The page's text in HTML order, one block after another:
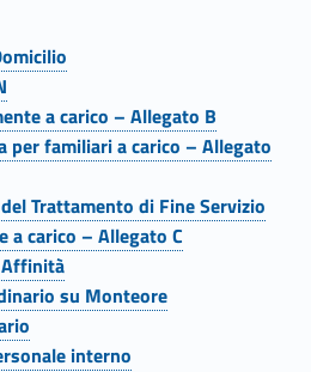
a carico – Allegato B
per familiari a carico – Allegato
Trattamento di Fine Servizio
a carico – Allegato C
Affinità
su Monteore
interno